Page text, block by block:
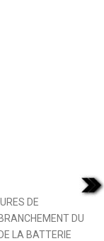
DE
DU
LA BATTERIE